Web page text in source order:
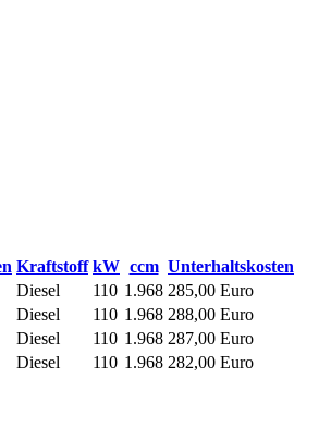
Kraftstoff kW ccm Unterhaltskosten
Diesel 110 1.968 285,00 Euro
Diesel 110 1.968 288,00 Euro
Diesel 110 1.968 287,00 Euro
Diesel 110 1.968 282,00 Euro